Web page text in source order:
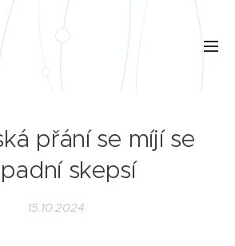
přání se míjí se
skepsí
15.10.2024